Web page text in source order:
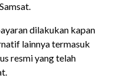
dilakukan kapan
lainnya termasuk
resmi yang telah